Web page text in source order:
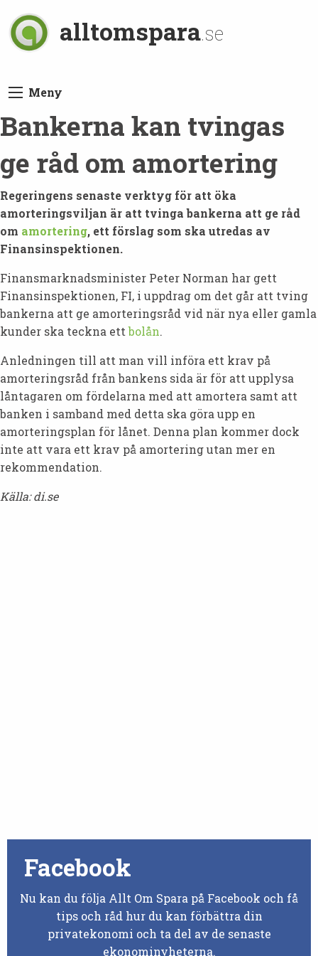
alltomspara.se
Meny
Bankerna kan tvingas
ge råd om amortering
Regeringens senaste verktyg för att öka
amorteringsviljan är att tvinga bankerna att ge råd
om amortering, ett förslag som ska utredas av
Finansinspektionen.
Finansmarknadsminister Peter Norman har gett
Finansinspektionen, FI, i uppdrag om det går att tving
bankerna att ge amorteringsråd vid när nya eller gamla
kunder ska teckna ettbolån.
Anledningen till att man vill införa ett krav på
amorteringsråd från bankens sida är för att upplysa
låntagaren om fördelarna med att amortera samt att
banken i samband med detta ska göra upp en
amorteringsplan för lånet. Denna plan kommer dock
inte att vara ett krav på amortering utan mer en
rekommendation.
Källa: di.se
Facebook
Nu kan du följa Allt Om Spara på Facebook och få
tips och råd hur du kan förbättra din
privatekonomi och ta del av de senaste
ekonominyheterna.